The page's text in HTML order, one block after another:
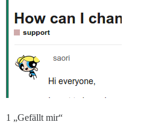
1 „Gefällt mir“